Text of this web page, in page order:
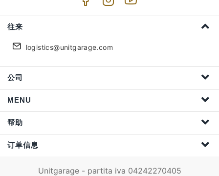
往来
logistics@unitgarage.com
公司
MENU
帮助
订单信息
Unitgarage - partita iva 04242270405